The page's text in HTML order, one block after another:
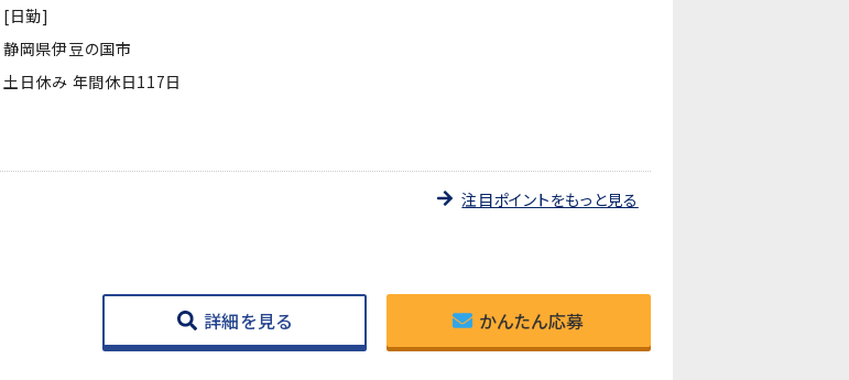
[日勤]
静岡県伊豆の国市
土日休み 年間休日117日
注目ポイントをもっと見る
詳細を見る かんたん応募